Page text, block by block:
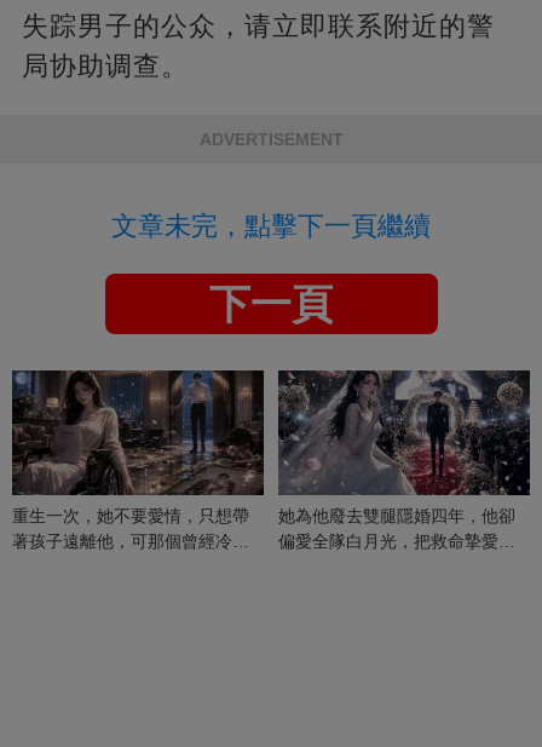
失踪男子的公众，请立即联系附近的警
局协助调查。
ADVERTISEMENT
文章未完，點擊下一頁繼續
下一頁
重生一次，她不要愛情，只想帶
著孩子遠離他，可那個曾經冷漠
她為他廢去雙腿隱婚四年，他卻
偏愛全隊白月光，把救命摯愛當